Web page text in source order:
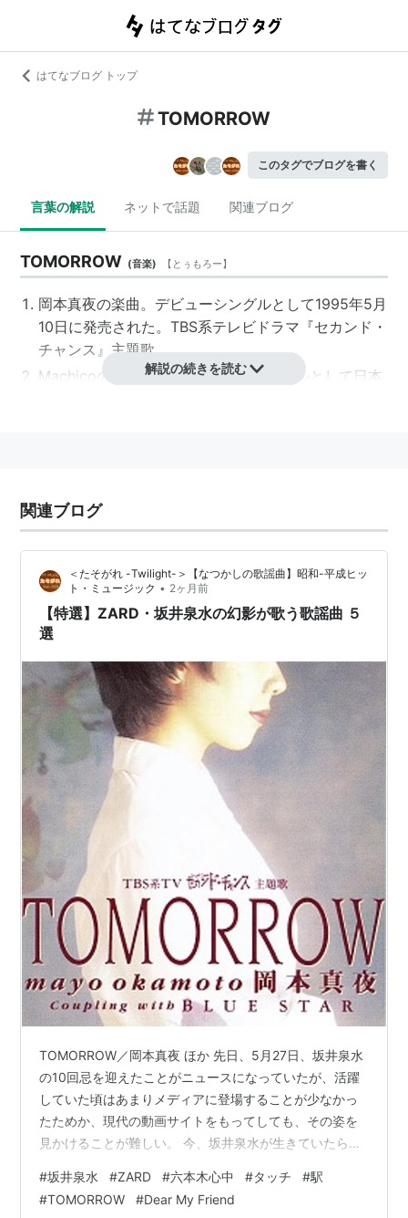
はてなブログ トップ
TOMORROW
このタグでブログを書く
言葉の解説 ネットで話題 関連ブログ
TOMORROW (音楽) 【 とぅもろー】
岡本真夜の楽曲。デビューシングルとして1995年5月
10日に発売された。TBS系テレビドラマ『セカンド・
チャンス』主題歌。
Machico の楽曲。彼女の4枚目のシングルとして日本
解説の続きを読む
関連ブログ
＜たそがれ -Twilight-＞【なつかしの歌謡曲】昭和-平成ヒッ
ト・ミュージック • 2ヶ月前
【特選】ZARD・坂井泉水の幻影が歌う歌謡曲 ５
選
TOMORROW／岡本真夜 ほか 先日、5月27日、坂井泉水
の10回忌を迎えたことがニュースになっていたが、活躍
していた頃はあまりメディアに登場することが少なかっ
たためか、現代の動画サイトをもってしても、その姿を
見かけることが難しい。 今、坂井泉水が生きていたらど
て、今回はZARDの楽曲や、本人が手掛けた作品を除いて
5曲選曲する。 今のご時世らしく、本人歌唱ではなく、
#坂井泉水 #ZARD #六本木心中 #タッチ #駅
#TOMORROW #Dear My Friend